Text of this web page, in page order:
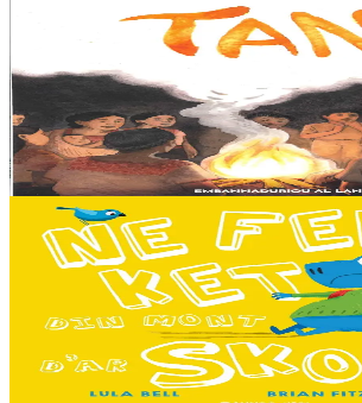
E penn uhelañ an torgennoù glas, lec'h ma
gant latar ar beurevezhioù disafar, eo kludet ar
anvet Sakamch'en. En tu all...
Er stok 11,00 €
3 bloaz hag ouzhpenn
Bannoù-heol
Ne fell ket din mont d'ar skol !
Hiziv emañ devezh skol kentañ Logodennig
ket dezho mont, tamm ebet ! Pa grogo ar
pezh mell souezhenn....